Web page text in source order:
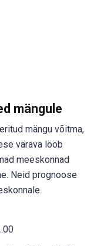
mängule
mängu võitma,
värava lööb
meeskonnad
Neid prognoose